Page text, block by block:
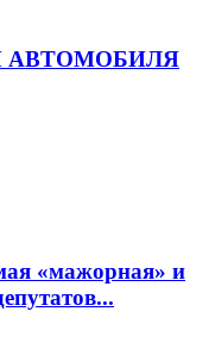
АВТОМОБИЛЯ
«мажорная» и